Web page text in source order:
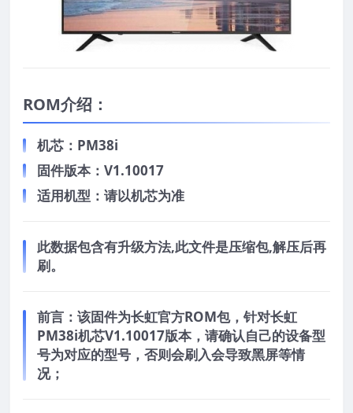
ROM介绍：
机芯：PM38i
固件版本：V1.10017
适用机型：请以机芯为准
此数据包含有升级方法,此文件是压缩包,解压后再
刷。
前言： 该固件为长虹官方ROM包，针对长虹
PM38i机芯V1.10017版本，请确认自己的设备型
号为对应的型号，否则会刷入会导致黑屏等情
况；